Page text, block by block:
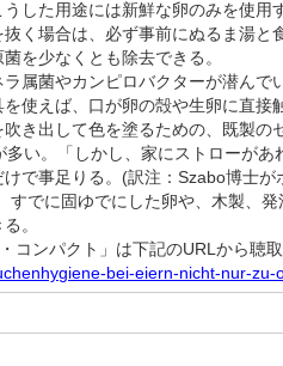
した用途には新鮮な卵のみを使用
く場合は、必ず事前にぬるま湯と
を少なくとも除去できる。
属菌やカンピロバクターが潜んで
使えば、口が卵の殻や生卵に直接
き出して色を塗るための、既製の
い。「しかし、家にストローが
で事足りる。(訳注：Szabo博士
すでに固ゆでにした卵や、木製、
。
ンパクト」は下記のURLから聴
bei-eiern-nicht-nur-zu-